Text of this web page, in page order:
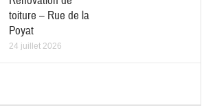
toiture – Rue de la
Poyat
24 juillet 2026